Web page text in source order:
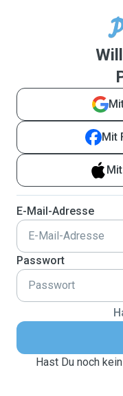
Mit
E-Mail-Adresse
Passwort
Hast Du noch